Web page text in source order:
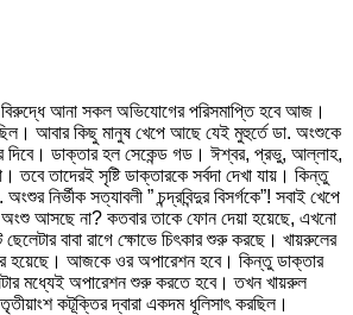
আনা সকল অভিযোগের পরিসমাপ্তি হবে আজ।
আবার কিছু মানুষ খেপে আছে যেই মুহুর্তে ডা. অংশুকে
দিবে। ডাক্তার হল সেকেন্ড গড। ঈশ্বর, প্রভু, আল্লাহ,
তবে তাদেরই সৃষ্টি ডাক্তারকে সর্বদা দেখা যায়। কিন্তু
নির্ভীক সত্যাবলী ” চন্দ্রবিন্দুর বিসর্গকে”! সবাই খেপে
আসছে না? কতবার তাকে ফোন দেয়া হয়েছে, এখনো
বাবা রাগে ক্ষোভে চিৎকার শুরু করছে। খায়রুলের
হয়েছে। আজকে ওর অপারেশন হবে। কিন্তু ডাক্তার
মধ্যেই অপারেশন শুরু করতে হবে। তখন খায়রুল
কটূক্তির দ্বারা একদম ধূলিসাৎ করছিল।